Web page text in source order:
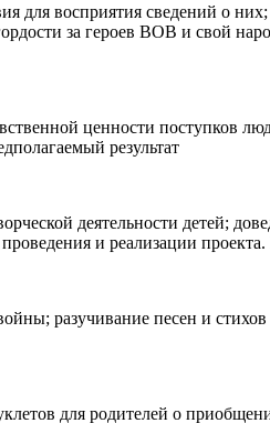
для восприятия сведений о
за героев ВОВ и свой
ценности поступков
результат
деятельности детей;
и реализации
разучивание песен и
для родителей о